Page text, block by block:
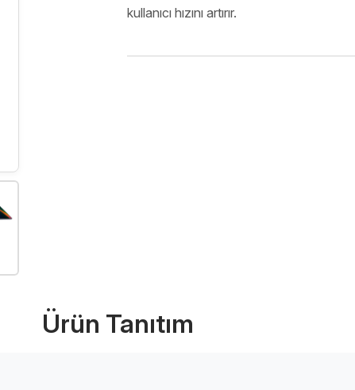
kullanıcı hızını artırır.
Ürün Tanıtım